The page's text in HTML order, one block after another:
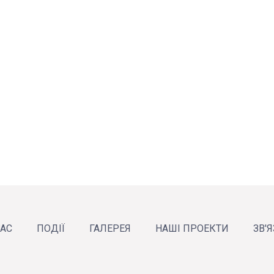
ПОДІЇ ГАЛЕРЕЯ НАШІ ПРОЕКТИ